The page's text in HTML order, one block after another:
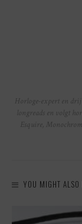
Horloge-expert en
longreads en volgt
Esquire,
YOU MIGHT ALSO